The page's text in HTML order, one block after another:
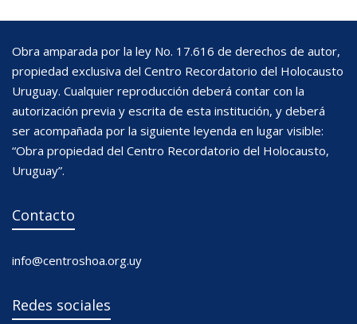
Obra amparada por la ley No. 17.616 de derechos de autor,
propiedad exclusiva del Centro Recordatorio del Holocausto
Uruguay. Cualquier reproducción deberá contar con la
autorización previa y escrita de esta institución, y deberá
ser acompañada por la siguiente leyenda en lugar visible:
“Obra propiedad del Centro Recordatorio del Holocausto,
Uruguay”.
Contacto
info@centroshoa.org.uy
Redes sociales